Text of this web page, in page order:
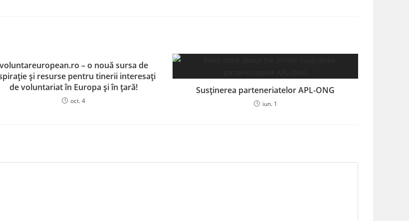
voluntareuropean.ro – o nouă sursa de
și resurse pentru tinerii interesați
de voluntariat în Europa și în țară!
oct. 4
Susținerea parteneriatelor APL-ONG
iun. 1